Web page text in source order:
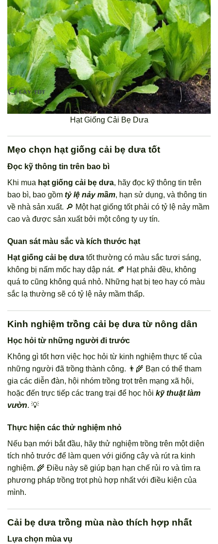
Hạt Giống Cải Bẹ Dưa
Mẹo chọn hạt giống cải bẹ dưa tốt
Đọc kỹ thông tin trên bao bì
Khi mua hạt giống cải bẹ dưa, hãy đọc kỹ thông tin trên
bao bì, bao gồm tỷ lệ nảy mầm, hạn sử dụng, và thông tin
về nhà sản xuất. 🔎 Một hạt giống tốt phải có tỷ lệ nảy mầm
cao và được sản xuất bởi một công ty uy tín.
Quan sát màu sắc và kích thước hạt
Hạt giống cải bẹ dưa tốt thường có màu sắc tươi sáng,
không bị nấm mốc hay dập nát. 🍂 Hạt phải đều, không
quá to cũng không quá nhỏ. Những hạt bị teo hay có màu
sắc lạ thường sẽ có tỷ lệ nảy mầm thấp.
Kinh nghiệm trồng cải bẹ dưa từ nông dân
Học hỏi từ những người đi trước
Không gì tốt hơn việc học hỏi từ kinh nghiệm thực tế của
những người đã trồng thành công. 👨‍🌾 Bạn có thể tham
gia các diễn đàn, hội nhóm trồng trọt trên mạng xã hội,
hoặc đến trực tiếp các trang trại để học hỏi kỹ thuật làm
vườn. 💡
Thực hiện các thử nghiệm nhỏ
Nếu bạn mới bắt đầu, hãy thử nghiệm trồng trên một diện
tích nhỏ trước để làm quen với giống cây và rút ra kinh
nghiệm. 🌾 Điều này sẽ giúp bạn hạn chế rủi ro và tìm ra
phương pháp trồng trọt phù hợp nhất với điều kiện của
mình.
Cải bẹ dưa trồng mùa nào thích hợp nhất
Lựa chọn mùa vụ